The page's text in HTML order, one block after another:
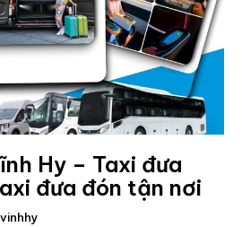
Hy – Taxi đưa
đưa đón tận nơi